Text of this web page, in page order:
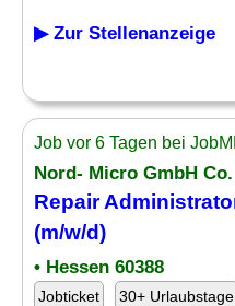
▶ Zur Stellenanzeige
Job vor 6 Tagen bei
Nord- Micro GmbH
Repair
(m/w/d)
• Hessen 60388
Jobticket 30+ Urlaubstage